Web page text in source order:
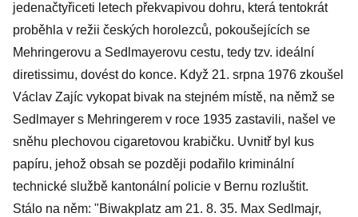
jedenačtyřiceti letech překvapivou dohru, která tentokrát
proběhla v režii českých horolezců, pokoušejících se
Mehringerovu a Sedlmayerovu cestu, tedy tzv. ideální
diretissimu, dovést do konce. Když 21. srpna 1976 zkoušel
Václav Zajíc vykopat bivak na stejném místě, na němž se
Sedlmayer s Mehringerem v roce 1935 zastavili, našel ve
sněhu plechovou cigaretovou krabičku. Uvnitř byl kus
papíru, jehož obsah se později podařilo kriminální
technické službě kantonální policie v Bernu rozluštit.
Stálo na něm: "Biwakplatz am 21. 8. 35. Max Sedlmajr,